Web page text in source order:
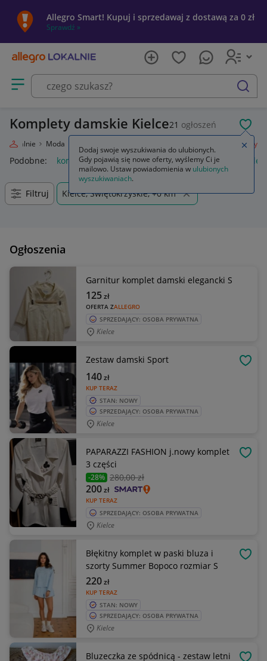
Allegro Smart! Kupuj i sprzedawaj z dostawą za 0 zł
Sprawdź »
Otwórz menu z kategoriami
szukaj
Komplety damskie Kielce21 ogłoszeń
Lokalnie Moda Komplety
Podobne: komplety pościeli komplety niemowlęce
Filtruj Kielce, Świętokrzyskie, +0 km
Ogłoszenia
Garnitur komplet damski elegancki S
OFERTA ZALLEGRO
125zł
SPRZEDAJĄCY: OSOBA PRYWATNA
Kielce
Zestaw damski Sport
KUP TERAZ
140zł
STAN: NOWY
SPRZEDAJĄCY: OSOBA PRYWATNA
Kielce
PAPARAZZI FASHION j.nowy komplet
3 części
-28% 280,00 zł
KUP TERAZ
200zł
SPRZEDAJĄCY: OSOBA PRYWATNA
Kielce
Błękitny komplet w paski bluza i
szorty Summer Bopoco rozmiar S
KUP TERAZ
220zł
STAN: NOWY
SPRZEDAJĄCY: OSOBA PRYWATNA
Kielce
Bluzeczka ze spódnicą - zestaw letni
Dodaj swoje wyszukiwania do ulubionych.
Gdy pojawią się nowe oferty, wyślemy Ci je
mailowo. Ustaw powiadomienia w ulubionych
wyszukiwaniach.